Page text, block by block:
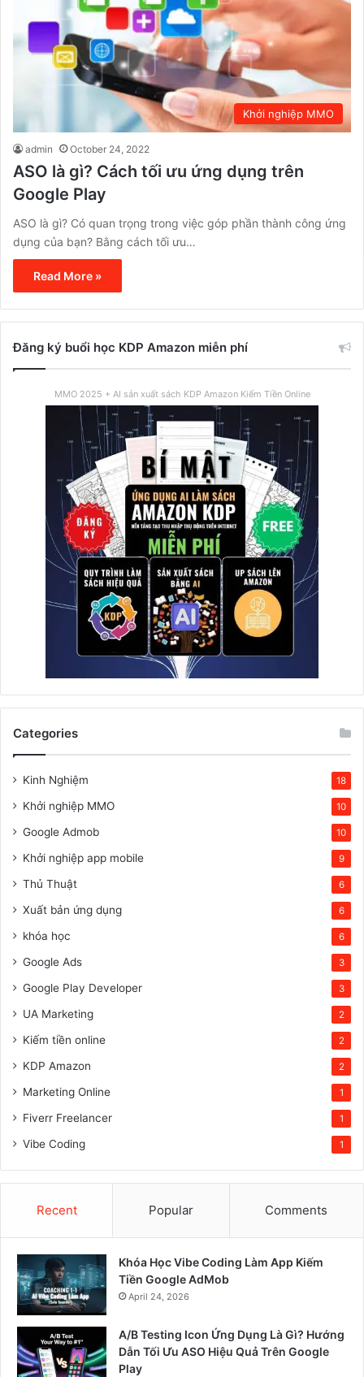
Khởi nghiệp MMO
admin October 24, 2022
ASO là gì? Cách tối ưu ứng dụng trên
Google Play
ASO là gì? Có quan trọng trong việc góp phần thành công ứng
dụng của bạn? Bằng cách tối ưu…
Read More »
Đăng ký buổi học KDP Amazon miễn phí
MMO 2025 + AI sản xuất sách KDP Amazon Kiếm Tiền Online
Categories
Kinh Nghiệm 18
Khởi nghiệp MMO 10
Google Admob 10
Khởi nghiệp app mobile 9
Thủ Thuật 6
Xuất bản ứng dụng 6
khóa học 6
Google Ads 3
Google Play Developer 3
UA Marketing 2
Kiếm tiền online 2
KDP Amazon 2
Marketing Online 1
Fiverr Freelancer 1
Vibe Coding 1
Recent Popular Comments
Khóa Học Vibe Coding Làm App Kiếm
Tiền Google AdMob
April 24, 2026
A/B Testing Icon Ứng Dụng Là Gì? Hướng
Dẫn Tối Ưu ASO Hiệu Quả Trên Google
Play